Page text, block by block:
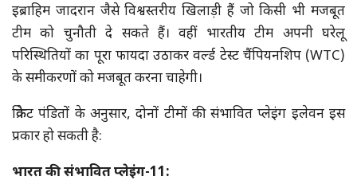
इब्राहिम जादरान जैसे विश्वस्तरीय खिलाड़ी हैं जो किसी भी मजबूत
टीम को चुनौती दे सकते हैं। वहीं भारतीय टीम अपनी घरेलू
परिस्थितियों का पूरा फायदा उठाकर वर्ल्ड टेस्ट चैंपियनशिप (WTC)
के समीकरणों को मजबूत करना चाहेगी।
क्रिकेट पंडितों के अनुसार, दोनों टीमों की संभावित प्लेइंग इलेवन इस
प्रकार हो सकती है:
भारत की संभावित प्लेइंग-11: